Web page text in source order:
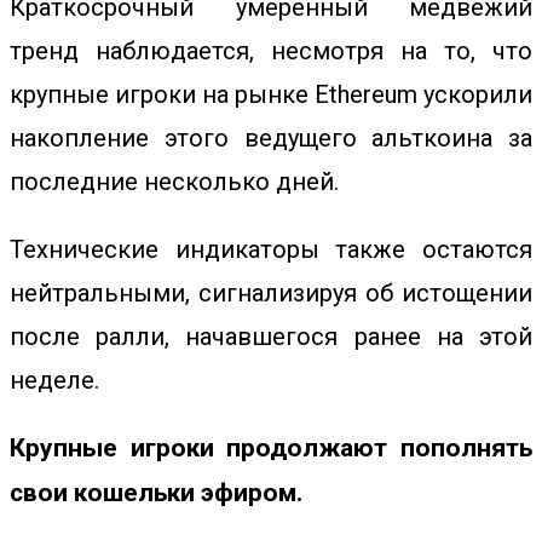
Краткосрочный умеренный медвежий
тренд наблюдается, несмотря на то, что
крупные игроки на рынке Ethereum ускорили
накопление этого ведущего альткоина за
последние несколько дней.
Технические индикаторы также остаются
нейтральными, сигнализируя об истощении
после ралли, начавшегося ранее на этой
неделе.
Крупные игроки продолжают пополнять
свои кошельки эфиром.